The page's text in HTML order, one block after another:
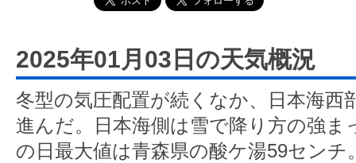
2025年01月03日の天気概況
冬型の気圧配置が続くなか、日本海西
進んだ。日本海側は雪で降り方の強ま
の日最大値は青森県の酸ケ湯59セン